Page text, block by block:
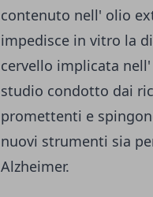
contenuto nell' olio
impedisce in vitro la
cervello implicata
studio condotto dai
promettenti e
nuovi strumenti sia
Alzheimer.